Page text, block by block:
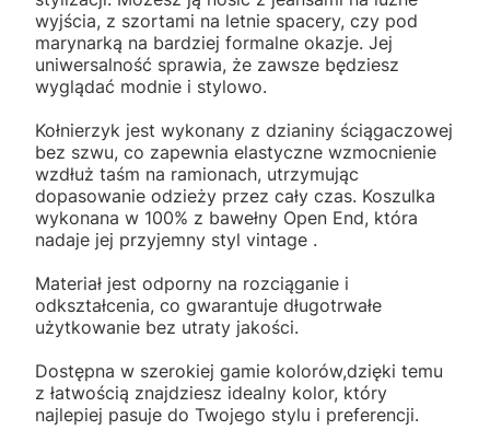
wyjścia, z szortami na letnie spacery, czy pod
marynarką na bardziej formalne okazje. Jej
uniwersalność sprawia, że zawsze będziesz
wyglądać modnie i stylowo.
Kołnierzyk jest wykonany z dzianiny ściągaczowej
bez szwu, co zapewnia elastyczne wzmocnienie
wzdłuż taśm na ramionach, utrzymując
dopasowanie odzieży przez cały czas. Koszulka
wykonana w 100% z bawełny Open End, która
nadaje jej przyjemny styl vintage .
Materiał jest odporny na rozciąganie i
odkształcenia, co gwarantuje długotrwałe
użytkowanie bez utraty jakości.
Dostępna w szerokiej gamie kolorów,dzięki temu
z łatwością znajdziesz idealny kolor, który
najlepiej pasuje do Twojego stylu i preferencji.